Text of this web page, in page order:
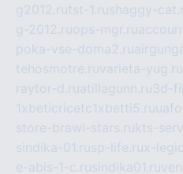
g2012.rutst-1.rushaggy-
g-2012.ruops-mgr.ru
poka-vse-doma2.ru
tehosmotre.ruvarieta-yug.ru
raytor-d.ruatillagunn.ru3d-
1xbeticricetc1xbetti5.ru
store-brawl-stars.rukts-
sindika-01.rusp-life.rux-
e-abis-1-c.rusindika01.ru